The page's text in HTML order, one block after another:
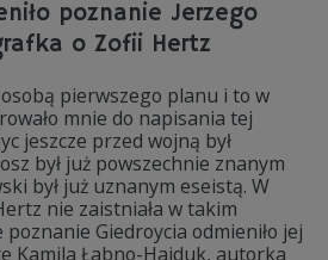
poznanie Jerzego
o Zofii Hertz
pierwszego planu i to w
mnie do napisania tej
jeszcze przed wojną był
był już powszechnie znanym
był już uznanym eseistą. W
nie zaistniała w takim
poznanie Giedroycia odmieniło jej
Kamila Łabno-Hajduk, autorka